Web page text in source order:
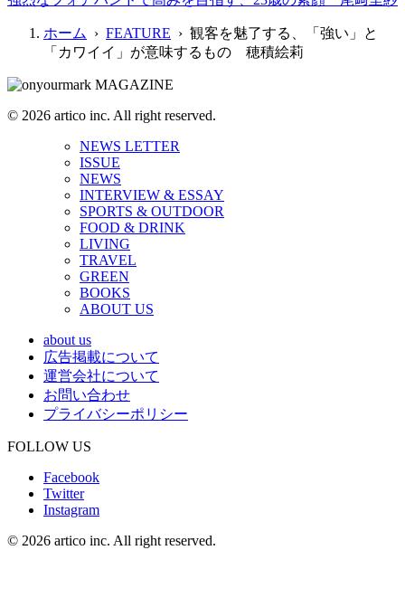
ホーム › FEATURE › 観客を魅了する、「強い」と
「カワイイ」が意味するもの 穂積絵莉
© 2026 artico inc. All right reserved.
NEWS LETTER
ISSUE
NEWS
INTERVIEW & ESSAY
SPORTS & OUTDOOR
FOOD & DRINK
LIVING
TRAVEL
GREEN
BOOKS
ABOUT US
about us
広告掲載について
運営会社について
お問い合わせ
プライバシーポリシー
FOLLOW US
Facebook
Twitter
Instagram
© 2026 artico inc. All right reserved.